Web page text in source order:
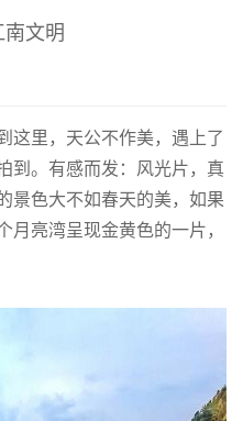
文明
这里，天公不作美，遇上了
到。有感而发：风光片，真
景色大不如春天的美，如果
月亮湾呈现金黄色的一片，